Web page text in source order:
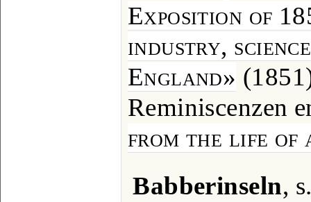
Exposition of
industry,
England»
Reminiscenzen
from the life of
Babberinseln,